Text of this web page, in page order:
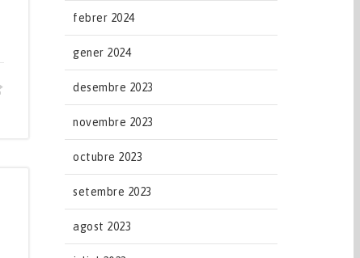
febrer 2024
gener 2024
desembre 2023
novembre 2023
octubre 2023
setembre 2023
agost 2023